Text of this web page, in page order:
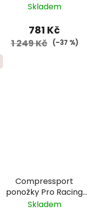
dámské - oceánská
Skladem
781 Kč
1 249 Kč (–37 %)
Compressport
ponožky Pro Racing
Run - fialová/žlutá
Skladem